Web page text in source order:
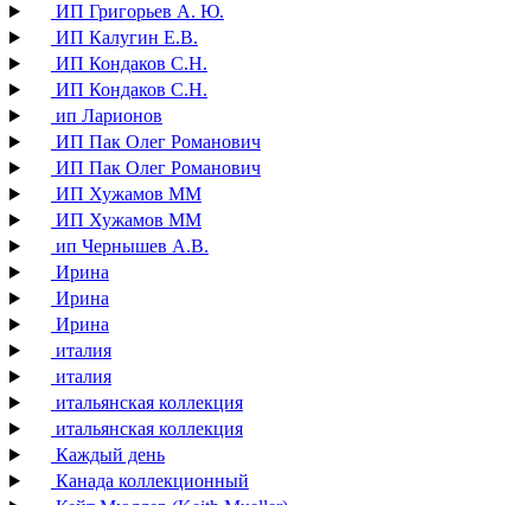
ИП Григорьев А. Ю.
ИП Калугин Е.В.
ИП Кондаков С.Н.
ИП Кондаков С.Н.
ип Ларионов
ИП Пак Олег Романович
ИП Пак Олег Романович
ИП Хужамов ММ
ИП Хужамов ММ
ип Чернышев А.В.
Ирина
Ирина
Ирина
италия
италия
итальянская коллекция
итальянская коллекция
Каждый день
Канада коллекционный